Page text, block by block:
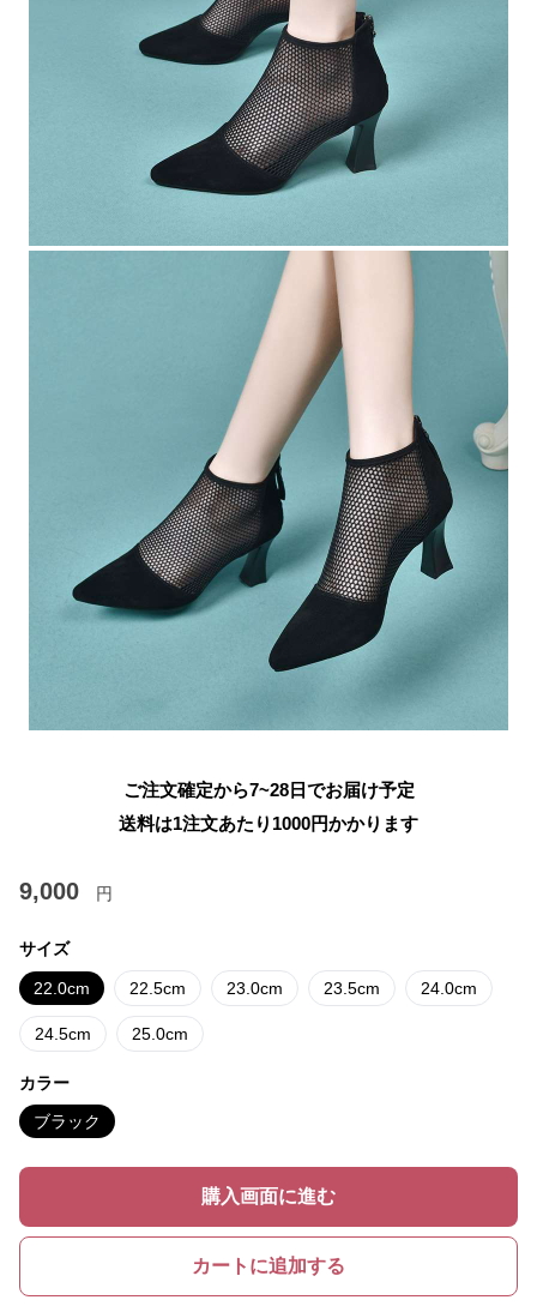
ご注文確定から7~28日でお届け予定
送料は1注文あたり 1000円かかります
9,000 円
サイズ
22.0cm 22.5cm 23.0cm 23.5cm 24.0cm
24.5cm 25.0cm
カラー
ブラック
購入画面に進む
カートに追加する